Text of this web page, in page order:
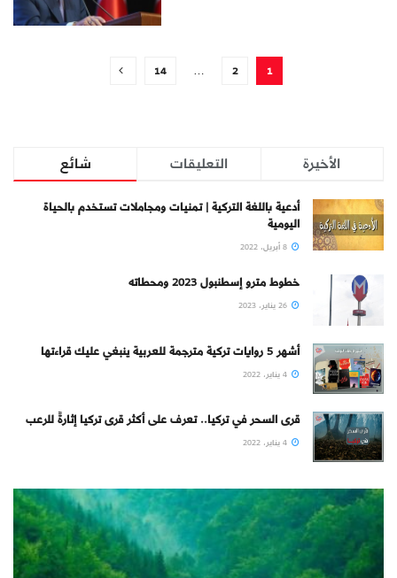
1
2
…
14
شائع التعليقات الأخيرة
أدعية باللغة التركية | تمنيات ومجاملات تستخدم بالحياة
اليومية
خطوط مترو إسطنبول 2023 ومحطاته
أشهر 5 روايات تركية مترجمة للعربية ينبغي عليك قراءتها
قرى السحر في تركيا.. تعرف على أكثر قرى تركيا إثارةً للرعب